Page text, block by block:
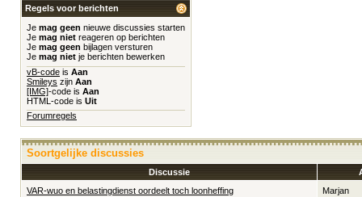
Regels voor berichten
Je mag geen nieuwe discussies starten
Je mag niet reageren op berichten
Je mag geen bijlagen versturen
Je mag niet je berichten bewerken
vB-code is Aan
Smileys zijn Aan
[IMG]-code is Aan
HTML-code is Uit
Forumregels
Soortgelijke discussies
Discussie
VAR-wuo en belastingdienst oordeelt toch loonheffing
Marjan